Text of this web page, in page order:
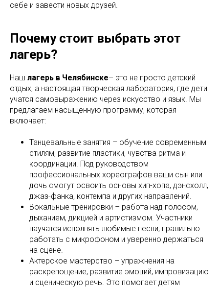
себе и завести новых друзей.
Почему стоит выбрать этот
лагерь?
Наш лагерь в Челябинске– это не просто детский
отдых, а настоящая творческая лаборатория, где дети
учатся самовыражению через искусство и язык. Мы
предлагаем насыщенную программу, которая
включает:
Танцевальные занятия – обучение современным
стилям, развитие пластики, чувства ритма и
координации. Под руководством
профессиональных хореографов ваши сын или
дочь смогут освоить основы хип-хопа, дэнсхолл,
джаз-фанка, контемпа и других направлений.
Вокальные тренировки – работа над голосом,
дыханием, дикцией и артистизмом. Участники
научатся исполнять любимые песни, правильно
работать с микрофоном и уверенно держаться
на сцене.
Актерское мастерство – упражнения на
раскрепощение, развитие эмоций, импровизацию
и сценическую речь. Это помогает детям